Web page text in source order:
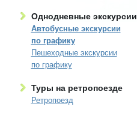
Однодневные экскурсии
Автобусные экскурсии
по графику
Пешеходные экскурсии
по графику
Туры на ретропоезде
Ретропоезд